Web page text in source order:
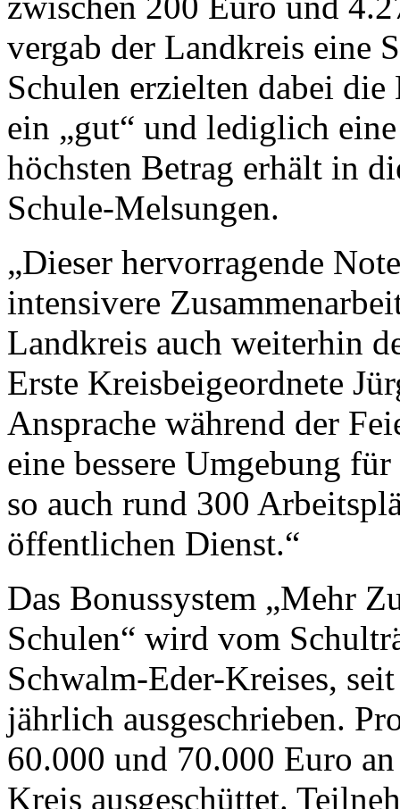
vergab der Landkreis eine
Schulen erzielten dabei
ein „gut“ und lediglich
höchsten Betrag erhält in
Schule-Melsungen.
„Dieser hervorragende
intensivere
Landkreis auch weiterhin
Erste Kreisbeigeordnete
Ansprache während der
eine bessere Umgebung
so auch rund 300
öffentlichen Dienst.“
Das Bonussystem „Mehr
Schulen“ wird vom
Schwalm-Eder-Kreises,
jährlich ausgeschrieben.
60.000 und 70.000 Euro
Kreis ausgeschüttet.